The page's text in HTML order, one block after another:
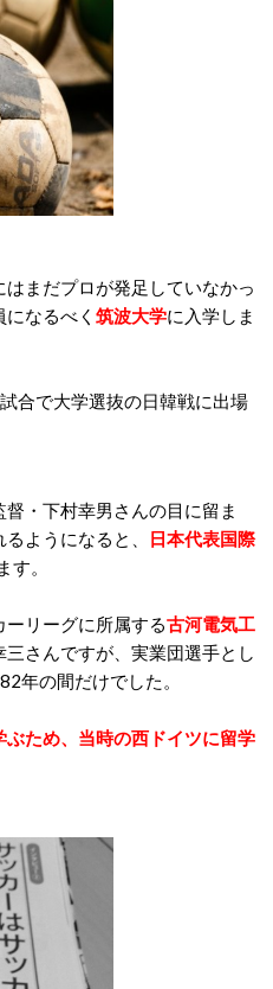
まだプロが発足していなかっ
なるべく 筑波大学に入学しま
合で大学選抜の日韓戦に出場
・下村幸男さんの目に留ま
るようになると、
日本代表国際
す。
ーリーグに所属する古河電気工
さんですが、実業団選手とし
年の間だけでした。
ため、当時の西ドイツに留学